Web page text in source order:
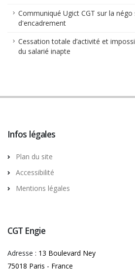
Communiqué Ugict CGT sur la
d'encadrement
Cessation totale d’activité et
du salarié inapte
Infos légales
Plan du site
Accessibilité
Mentions légales
CGT Engie
Adresse : 13 Boulevard Ney
75018 Paris - France